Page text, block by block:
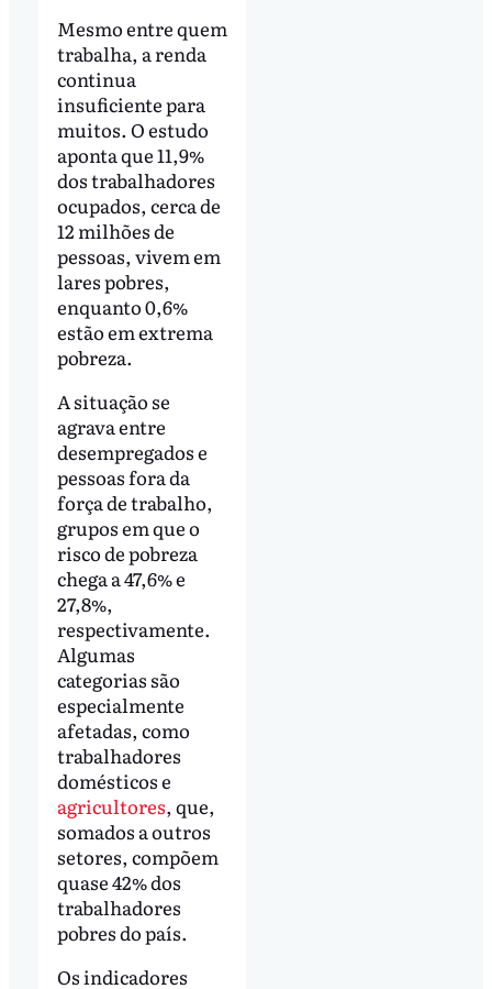
Mesmo entre quem
trabalha, a renda
continua
insuficiente para
muitos. O estudo
aponta que 11,9%
dos trabalhadores
ocupados, cerca de
12 milhões de
pessoas, vivem em
lares pobres,
enquanto 0,6%
estão em extrema
pobreza.
A situação se
agrava entre
desempregados e
pessoas fora da
força de trabalho,
grupos em que o
risco de pobreza
chega a 47,6% e
27,8%,
respectivamente.
Algumas
categorias são
especialmente
afetadas, como
trabalhadores
domésticos e
agricultores, que,
somados a outros
setores, compõem
quase 42% dos
trabalhadores
pobres do país.
Os indicadores